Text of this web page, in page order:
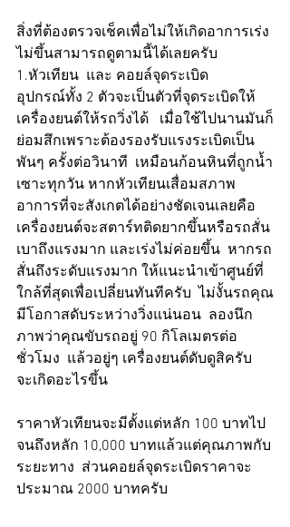
สิ่งที่ต้องตรวจเช็คเพื่อไม่ให้เกิดอาการเร่ง
ไม่ขึ้นสามารถดูตามนี้ได้เลยครับ
1.หัวเทียน  และ คอยล์จุดระเบิด
อุปกรณ์ทั้ง 2 ตัวจะเป็นตัวที่จุดระเบิดให้
เครื่องยนต์ให้รถวิ่งได้   เมื่อใช้ไปนานมันก็
ย่อมสึกเพราะต้องรองรับแรงระเบิดเป็น
พันๆ ครั้งต่อวินาที  เหมือนก้อนหินที่ถูกน้ำ
เซาะทุกวัน หากหัวเทียนเสื่อมสภาพ
อาการที่จะสังเกตได้อย่างชัดเจนเลยคือ
เครื่องยนต์จะสตาร์ทติดยากขึ้นหรือรถสั่น
เบาถึงแรงมาก และเร่งไม่ค่อยขึ้น  หากรถ
สั่นถึงระดับแรงมาก ให้แนะนำเข้าศูนย์ที่
ใกล้ที่สุดเพื่อเปลี่ยนทันทีครับ  ไม่งั้นรถคุณ
มีโอกาสดับระหว่างวิ่งแน่นอน  ลองนึก
ภาพว่าคุณขับรถอยู่ 90 กิโลเมตรต่อ
ชั่วโมง  แล้วอยู่ๆ เครื่องยนต์ดับดูสิครับ
จะเกิดอะไรขึ้น
ราคาหัวเทียนจะมีตั้งแต่หลัก 100 บาทไป
จนถึงหลัก 10,000 บาทแล้วแต่คุณภาพกับ
ระยะทาง  ส่วนคอยล์จุดระเบิดราคาจะ
ประมาณ 2000 บาทครับ